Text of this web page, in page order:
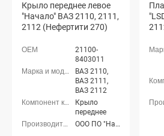
Крыло переднее левое
"Начало" ВАЗ 2110, 2111,
2112 (Нефертити 270)
21100-
8403011
ВАЗ 2110,
ВАЗ 2111,
ВАЗ 2112
Крыло
переднее
ООО ПО "Начало"